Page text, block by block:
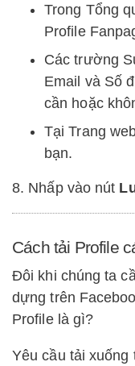
Trong Tổng
Profile
Các trường
Email và Số
cần hoặc
Tại Trang
bạn.
8. Nhấp vào nút
Cách tải Profile
Đôi khi chúng ta
dựng trên
Profile là gì?
Yêu cầu tải xuống